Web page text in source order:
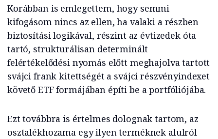
Korábban is emlegettem, hogy semmi
kifogásom nincs az ellen, ha valaki a részben
biztosítási logikával, részint az évtizedek óta
tartó, strukturálisan determinált
felértékelődési nyomás előtt meghajolva tartott
svájci frank kitettségét a svájci részvényindexet
követő ETF formájában építi be a portfóliójába.
Ezt továbbra is értelmes dolognak tartom, az
osztalékhozama egy ilyen terméknek alulról